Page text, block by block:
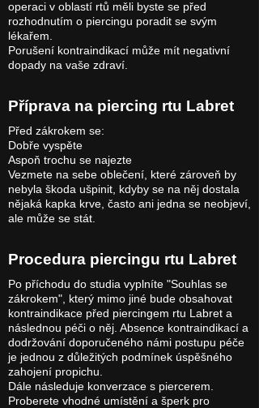
operaci v oblastí rtů měli byste se před
rozhodnutím o piercingu poradit se svým
lékařem.
Porušení kontraindikací může mít negativní
dopady na vaše zdraví.
Příprava na piercing rtu Labret
Před zákrokem se:
Dobře vyspěte
Aspoň trochu se najezte
Vezmete na sebe oblečení, které zároveň by
nebyla škoda ušpinit, kdyby se na něj dostala
nějaká kapka krve, často ani jedna se neobjeví,
ale může se stát.
Procedura piercingu rtu Labret
Po příchodu do studia vyplníte "Souhlas se
zákrokem", který mimo jiné bude obsahovat
kontraindikace před piercingem rtu Labret a
následnou péči o něj. Absence kontraindikací a
dodržování doporučeného námi postupu péče
je jednou z důležitých podmínek úspěšného
zahojení propichu.
Dále následuje konverzace s piercerem.
Proberete vhodné umístění a šperk pro